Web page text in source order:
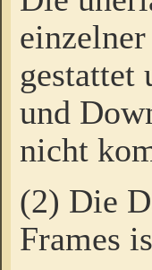
gestattet
und
nicht
(2) Die
Frames